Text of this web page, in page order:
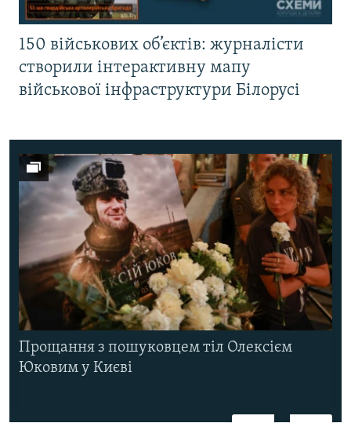
150 військових об’єктів: журналісти
створили інтерактивну мапу
військової інфраструктури Білорусі
Прощання з пошуковцем тіл Олексієм
Юковим у Києві